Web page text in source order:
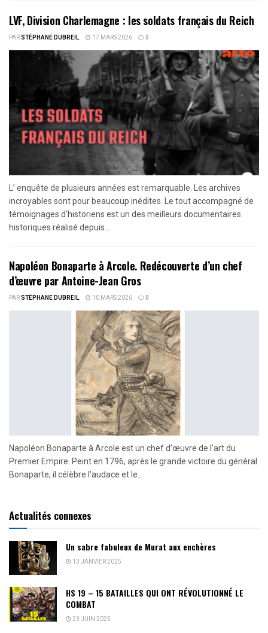
LVF, Division Charlemagne : les soldats français du Reich
PARSTÉPHANE DUBREIL 17 MARS 2026 0
L’ enquête de plusieurs années est remarquable. Les archives
incroyables sont pour beaucoup inédites. Le tout accompagné de
témoignages d’historiens est un des meilleurs documentaires
historiques réalisé depuis...
Napoléon Bonaparte à Arcole. Redécouverte d’un chef
d’œuvre par Antoine-Jean Gros
PARSTÉPHANE DUBREIL 10 MARS 2026 0
Napoléon Bonaparte à Arcole est un chef d’œuvre de l'art du
Premier Empire. Peint en 1796, après le grande victoire du général
Bonaparte, il célèbre l'audace et le...
Actualités connexes
Un sabre fabuleux de Murat aux enchères
13 JANVIER 2025
HS 19 – 15 BATAILLES QUI ONT RÉVOLUTIONNÉ LE
COMBAT
23 JUIN 2025